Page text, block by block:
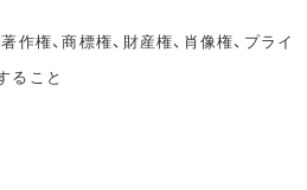
権、商標権、財産権、肖像権、プライ
ること